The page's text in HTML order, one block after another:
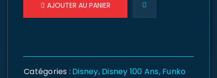
AJOUTER AU PANIER
Catégories : Disney, Disney 100 Ans, Funko